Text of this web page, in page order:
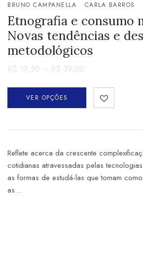
BRUNO CAMPANELLA CARLA BARROS
Etnografia e consumo
Novas tendências e
metodológicos
R$ 19,50 – R$ 39,00
VER OPÇÕES
Reflete acerca da crescente
cotidianas atravessadas pelas
as formas de estudá-las que tomam
as…